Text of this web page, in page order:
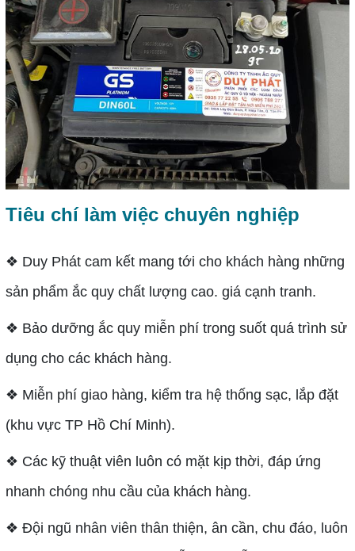
Tiêu chí làm việc chuyên nghiệp
❖ Duy Phát cam kết mang tới cho khách hàng những
sản phẩm ắc quy chất lượng cao. giá cạnh tranh.
❖ Bảo dưỡng ắc quy miễn phí trong suốt quá trình sử
dụng cho các khách hàng.
❖ Miễn phí giao hàng, kiểm tra hệ thống sạc, lắp đặt
(khu vực TP Hồ Chí Minh).
❖ Các kỹ thuật viên luôn có mặt kịp thời, đáp ứng
nhanh chóng nhu cầu của khách hàng.
❖ Đội ngũ nhân viên thân thiện, ân cần, chu đáo, luôn